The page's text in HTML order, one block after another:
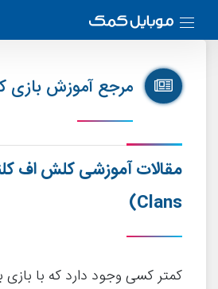
مرجع آموزش بازی
مقالات آموزشی کلش اف
Clans)
کمتر کسی وجود دارد که با